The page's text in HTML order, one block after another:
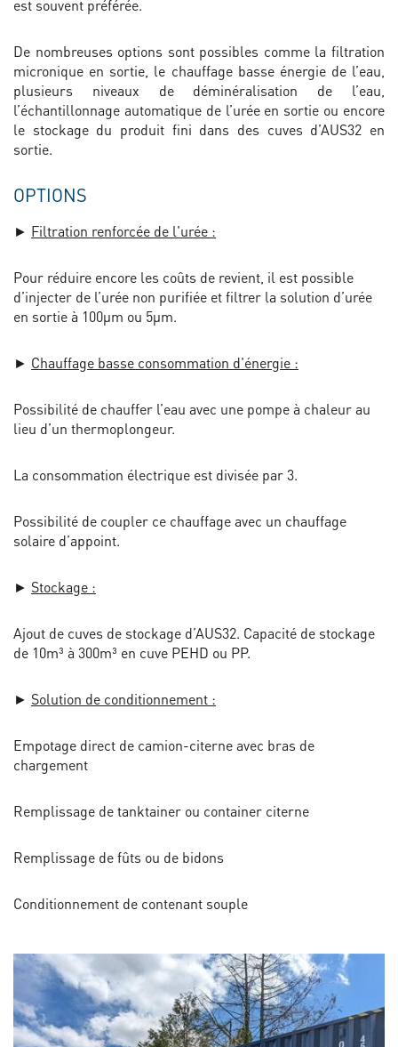
est souvent préférée.
De nombreuses options sont possibles comme la filtration
micronique en sortie, le chauffage basse énergie de l’eau,
plusieurs niveaux de déminéralisation de l’eau,
l’échantillonnage automatique de l’urée en sortie ou encore
le stockage du produit fini dans des cuves d’AUS32 en
sortie.
OPTIONS
► Filtration renforcée de l'urée :
Pour réduire encore les coûts de revient, il est possible
d’injecter de l’urée non purifiée et filtrer la solution d’urée
en sortie à 100µm ou 5µm.
► Chauffage basse consommation d'énergie :
Possibilité de chauffer l’eau avec une pompe à chaleur au
lieu d’un thermoplongeur.
La consommation électrique est divisée par 3.
Possibilité de coupler ce chauffage avec un chauffage
solaire d’appoint.
► Stockage :
Ajout de cuves de stockage d’AUS32. Capacité de stockage
de 10m³ à 300m³ en cuve PEHD ou PP.
► Solution de conditionnement :
Empotage direct de camion-citerne avec bras de
chargement
Remplissage de tanktainer ou container citerne
Remplissage de fûts ou de bidons
Conditionnement de contenant souple